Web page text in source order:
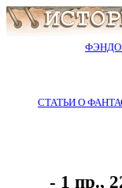
СТАТЬИ О
- 1 пр.,